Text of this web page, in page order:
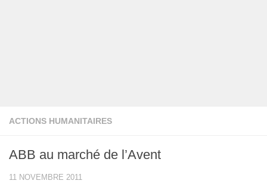
ACTIONS HUMANITAIRES
ABB au marché de l’Avent
11 NOVEMBRE 2011